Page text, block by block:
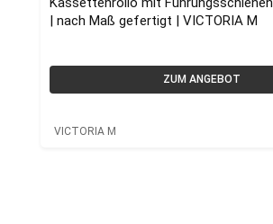
| nach Maß gefertigt | VICTORIA M
ZUM ANGEBOT
VICTORIA M